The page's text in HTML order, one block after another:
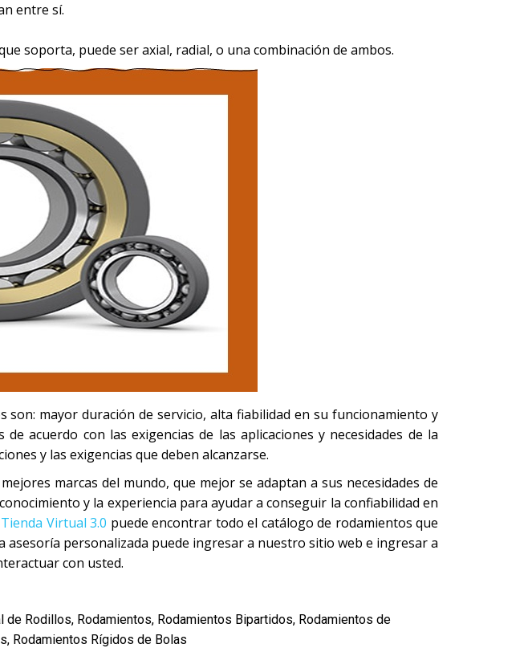
entre sí.
soporta, puede ser axial, radial, o una combinación de ambos.
mayor duración de servicio, alta fiabilidad en su funcionamiento y
acuerdo con las exigencias de las aplicaciones y necesidades de la
y las exigencias que deben alcanzarse.
marcas del mundo, que mejor se adaptan a sus necesidades de
y la experiencia para ayudar a conseguir la confiabilidad en
Tienda Virtual 3.0 puede encontrar todo el catálogo de rodamientos que
personalizada puede ingresar a nuestro sitio web e ingresar a
con usted.
de Rodillos, Rodamientos, Rodamientos Bipartidos, Rodamientos de
, Rodamientos Rígidos de Bolas